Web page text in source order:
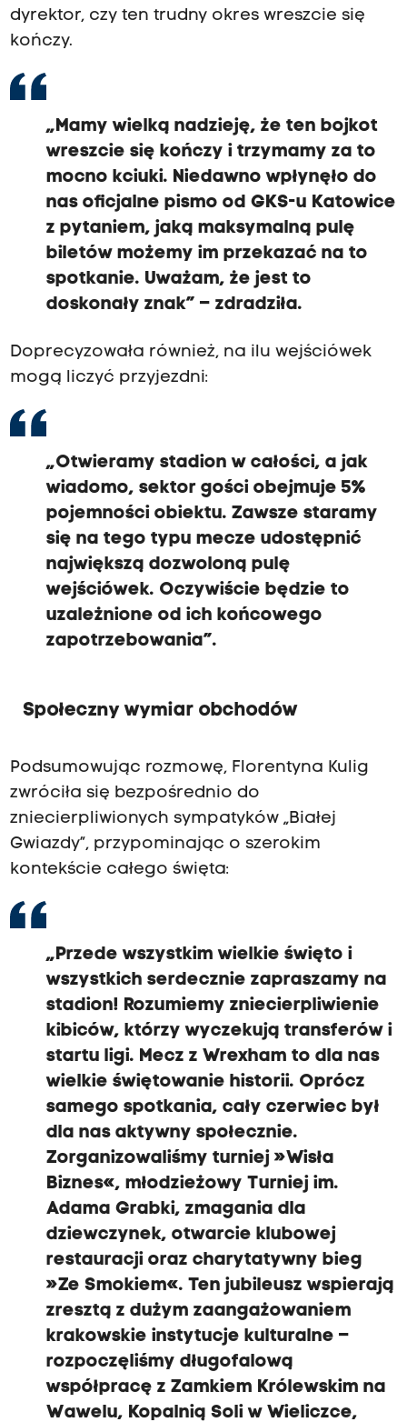
dyrektor, czy ten trudny okres wreszcie się
kończy.
„Mamy wielką nadzieję, że ten bojkot
wreszcie się kończy i trzymamy za to
mocno kciuki. Niedawno wpłynęło do
nas oficjalne pismo od GKS-u Katowice
z pytaniem, jaką maksymalną pulę
biletów możemy im przekazać na to
spotkanie. Uważam, że jest to
doskonały znak” – zdradziła.
Doprecyzowała również, na ilu wejściówek
mogą liczyć przyjezdni:
„Otwieramy stadion w całości, a jak
wiadomo, sektor gości obejmuje 5%
pojemności obiektu. Zawsze staramy
się na tego typu mecze udostępnić
największą dozwoloną pulę
wejściówek. Oczywiście będzie to
uzależnione od ich końcowego
zapotrzebowania”.
Społeczny wymiar obchodów
Podsumowując rozmowę, Florentyna Kulig
zwróciła się bezpośrednio do
zniecierpliwionych sympatyków „Białej
Gwiazdy”, przypominając o szerokim
kontekście całego święta:
„Przede wszystkim wielkie święto i
wszystkich serdecznie zapraszamy na
stadion! Rozumiemy zniecierpliwienie
kibiców, którzy wyczekują transferów i
startu ligi. Mecz z Wrexham to dla nas
wielkie świętowanie historii. Oprócz
samego spotkania, cały czerwiec był
dla nas aktywny społecznie.
Zorganizowaliśmy turniej »Wisła
Biznes«, młodzieżowy Turniej im.
Adama Grabki, zmagania dla
dziewczynek, otwarcie klubowej
restauracji oraz charytatywny bieg
»Ze Smokiem«. Ten jubileusz wspierają
zresztą z dużym zaangażowaniem
krakowskie instytucje kulturalne –
rozpoczęliśmy długofalową
współpracę z Zamkiem Królewskim na
Wawelu, Kopalnią Soli w Wieliczce,